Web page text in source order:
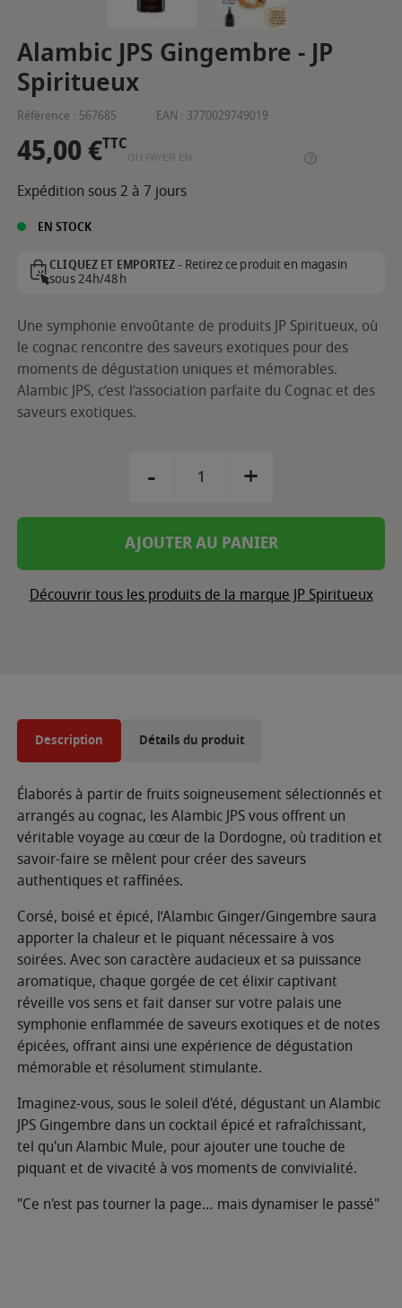
Alambic JPS Gingembre - JP
Spiritueux
Référence : 567685 EAN : 3770029749019
45,00 €TTC
OU PAYER EN
Expédition sous 2 à 7 jours
EN STOCK
CLIQUEZ ET EMPORTEZ -Retirez ce produit en magasin
sous 24h/48h
Une symphonie envoûtante de produits JP Spiritueux, où
le cognac rencontre des saveurs exotiques pour des
moments de dégustation uniques et mémorables.
Alambic JPS, c’est l’association parfaite du Cognac et des
saveurs exotiques.
- +
AJOUTER AU PANIER
Découvrir tous les produits de la marque JP Spiritueux
Description Détails du produit
Élaborés à partir de fruits soigneusement sélectionnés et
arrangés au cognac, les Alambic JPS vous offrent un
véritable voyage au cœur de la Dordogne, où tradition et
savoir-faire se mêlent pour créer des saveurs
authentiques et raffinées.
Corsé, boisé et épicé, l’Alambic Ginger/Gingembre saura
apporter la chaleur et le piquant nécessaire à vos
soirées. Avec son caractère audacieux et sa puissance
aromatique, chaque gorgée de cet élixir captivant
réveille vos sens et fait danser sur votre palais une
symphonie enflammée de saveurs exotiques et de notes
épicées, offrant ainsi une expérience de dégustation
mémorable et résolument stimulante.
Imaginez-vous, sous le soleil d'été, dégustant un Alambic
JPS Gingembre dans un cocktail épicé et rafraîchissant,
tel qu'un Alambic Mule, pour ajouter une touche de
piquant et de vivacité à vos moments de convivialité.
"Ce n'est pas tourner la page… mais dynamiser le passé"